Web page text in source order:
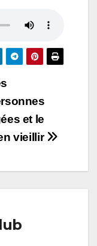
et le
vieillir